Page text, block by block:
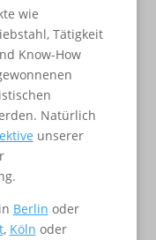
wie
Tätigkeit
Know-How
Natürlich
unserer
Berlin oder
, Köln oder